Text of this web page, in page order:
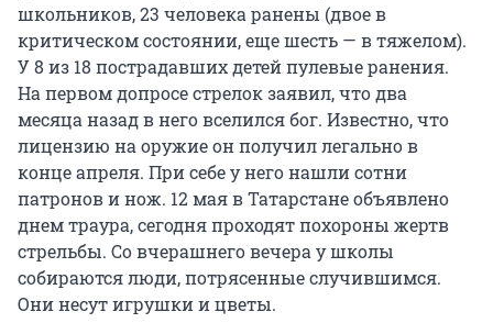
школьников, 23 человека ранены (двое в
критическом состоянии, еще шесть — в тяжелом).
У 8 из 18 пострадавших детей пулевые ранения.
На первом допросе стрелок заявил, что два
месяца назад в него вселился бог. Известно, что
лицензию на оружие он получил легально в
конце апреля. При себе у него нашли сотни
патронов и нож. 12 мая в Татарстане объявлено
днем траура, сегодня проходят похороны жертв
стрельбы. Со вчерашнего вечера у школы
собираются люди, потрясенные случившимся.
Они несут игрушки и цветы.